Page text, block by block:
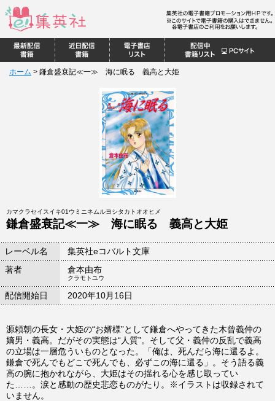
ホーム > 鎌倉盛衰記≪一≫ 海に眠る 義高と大姫
カマクラセイスイキ01ウミニネムルヨシタカトオオヒメ
鎌倉盛衰記≪一≫ 海に眠る 義高と大姫
レーベル名
集英社eコバルト文庫
著者
倉本由布
クラモトユウ
配信開始日 2020年10月16日
源頼朝の長女・大姫の“お婿様”として鎌倉へやってきた木曾義仲の
嫡男・義高。だがその実態は“人質”。そして父・義仲の反乱で義高
の立場は一層危ういものとなった。「俺は、死んだら海に還るよ。
鎌倉で死んでもどこで死んでも、必ずこの海に還る」。そう語る義
高の腕に抱かれながら、大姫はその揺れる心を感じ取ってい
た……。涙と感動の歴史悲恋ものがたり。※イラストは収録されて
いません。